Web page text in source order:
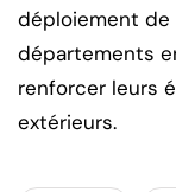
déploiement de
départements
renforcer leurs
extérieurs.